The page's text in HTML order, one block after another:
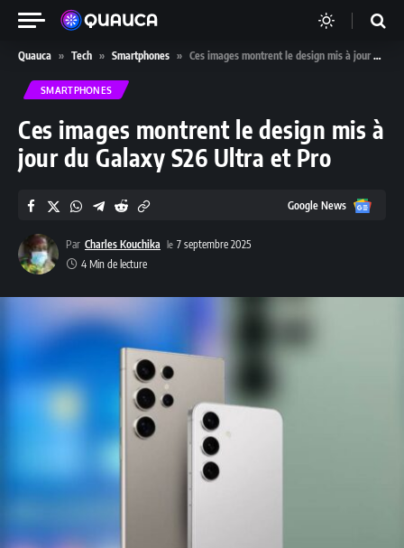
Quauca » Tech » Smartphones » Ces images montrent le design mis à jour du Galaxy S26 Ultra et Pro
SMARTPHONES
Ces images montrent le design mis à
jour du Galaxy S26 Ultra et Pro
Par Charles Kouchika
7 septembre 2025
4 Min de lecture
Google News Google